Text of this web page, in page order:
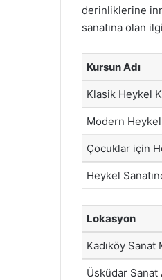
derinliklerine
sanatına olan
Kursun Adı
Klasik Heykel
Modern
Çocuklar için
Heykel
Lokasyon
Kadıköy Sanat
Üsküdar Sanat